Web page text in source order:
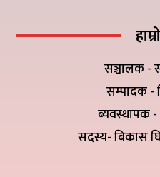
सञ्चालक -
सम्पादक -
ब्यवस्थापक -
सदस्य- बिकास